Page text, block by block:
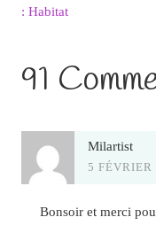
: Habitat
91
Milartist
5
Bonsoir et merci